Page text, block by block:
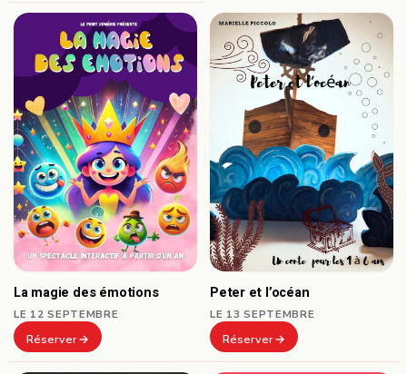
La magie des émotions
LE 12 SEPTEMBRE
Réserver
Peter et l’océan
LE 13 SEPTEMBRE
Réserver